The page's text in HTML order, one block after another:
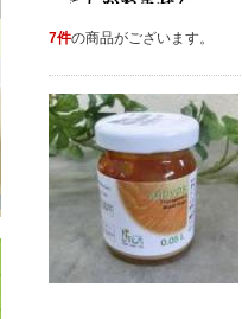
7件の商品がございます。